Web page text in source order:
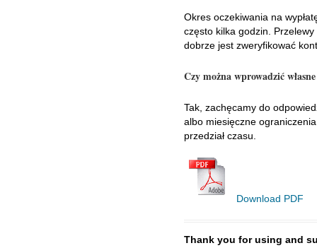
Okres oczekiwania na
często kilka godzin.
dobrze jest zweryfikować
Czy można wprowadzić
Tak, zachęcamy do
albo miesięczne
przedział czasu.
Download PDF
Thank you for using and